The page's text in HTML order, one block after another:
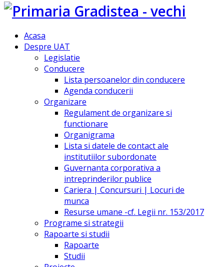
Acasa
Despre UAT
Legislatie
Conducere
Lista persoanelor din conducere
Agenda conducerii
Organizare
Regulament de organizare si
functionare
Organigrama
Lista si datele de contact ale
institutiilor subordonate
Guvernanta corporativa a
intreprinderilor publice
Cariera | Concursuri | Locuri de
munca
Resurse umane -cf. Legii nr. 153/2017
Programe si strategii
Rapoarte si studii
Rapoarte
Studii